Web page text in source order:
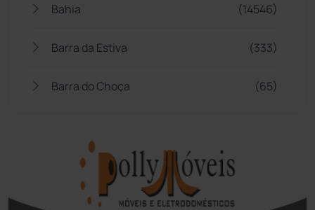
Bahia (14546)
Barra da Estiva (333)
Barra do Choça (65)
Bom Jesus da Lapa
Boquira